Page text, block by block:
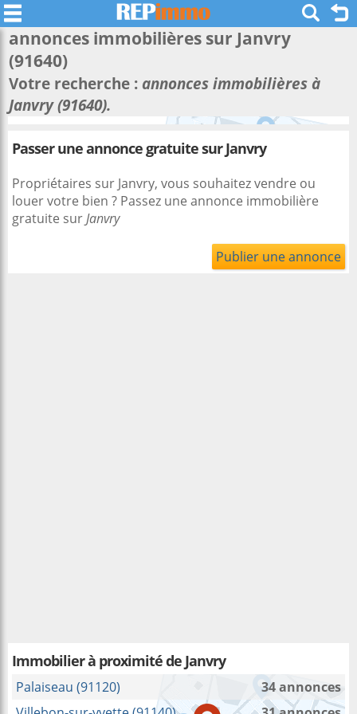
annonces immobilières sur Janvry
(91640)
Votre recherche : annonces immobilières à
Janvry (91640).
Passer une annonce gratuite sur Janvry
Propriétaires sur Janvry, vous souhaitez vendre ou
louer votre bien ? Passez une annonce immobilière
gratuite surJanvry
Publier une annonce
Immobilier à proximitéde Janvry
Palaiseau (91120)
34 annonces